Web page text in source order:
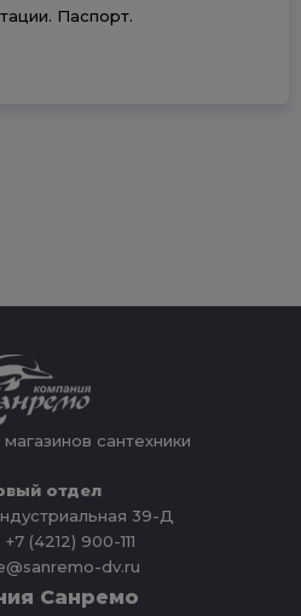
Паспорт.
сантехники
отдел
39-Д
(4212) 900-111
dv.ru
Санремо